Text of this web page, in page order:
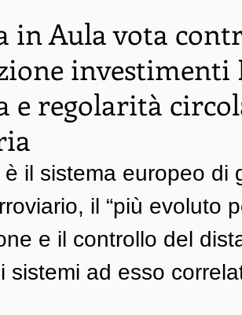
in Aula vota
investimenti
e regolarità
è il sistema europeo di
il “più evoluto
e il controllo del
sistemi ad esso